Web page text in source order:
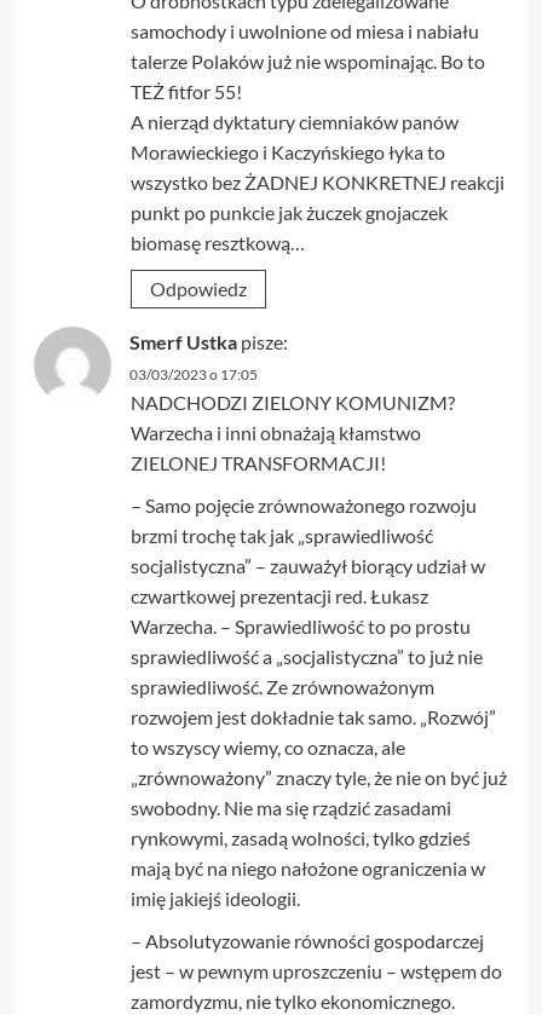
samochody i uwolnione od miesa i nabiału
talerze Polaków już nie wspominając. Bo to
TEŻ fitfor 55!
A nierząd dyktatury ciemniaków panów
Morawieckiego i Kaczyńskiego łyka to
wszystko bez ŻADNEJ KONKRETNEJ reakcji
punkt po punkcie jak żuczek gnojaczek
biomasę resztkową…
Odpowiedz
Smerf Ustka pisze:
03/03/2023 o 17:05
NADCHODZI ZIELONY KOMUNIZM?
Warzecha i inni obnażają kłamstwo
ZIELONEJ TRANSFORMACJI!
– Samo pojęcie zrównoważonego rozwoju
brzmi trochę tak jak „sprawiedliwość
socjalistyczna” – zauważył biorący udział w
czwartkowej prezentacji red. Łukasz
Warzecha. – Sprawiedliwość to po prostu
sprawiedliwość a „socjalistyczna” to już nie
sprawiedliwość. Ze zrównoważonym
rozwojem jest dokładnie tak samo. „Rozwój”
to wszyscy wiemy, co oznacza, ale
„zrównoważony” znaczy tyle, że nie on być już
swobodny. Nie ma się rządzić zasadami
rynkowymi, zasadą wolności, tylko gdzieś
mają być na niego nałożone ograniczenia w
imię jakiejś ideologii.
– Absolutyzowanie równości gospodarczej
jest – w pewnym uproszczeniu – wstępem do
zamordyzmu, nie tylko ekonomicznego.